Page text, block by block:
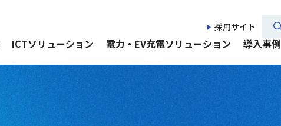
採用サイト
ICTソリューション 電力・EV充電ソリューション 導入事例